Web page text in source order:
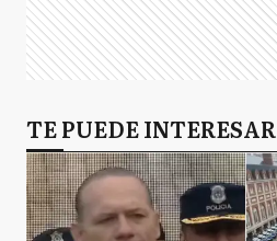
TE PUEDE INTERESAR